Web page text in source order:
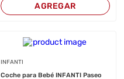
AGREGAR
INFANTI
Coche para Bebé INFANTI Paseo